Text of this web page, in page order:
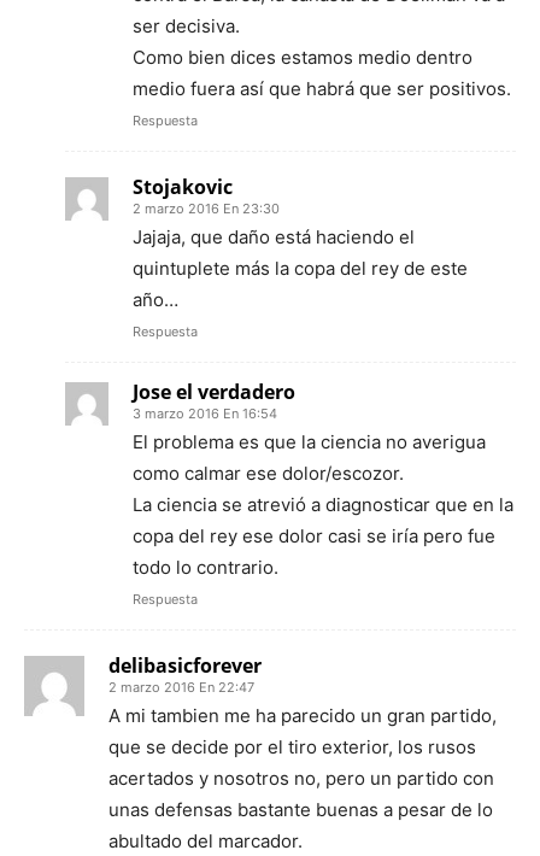
ser decisiva.
Como bien dices estamos medio dentro
medio fuera así que habrá que ser positivos.
Respuesta
Stojakovic
2 marzo 2016 En 23:30
Jajaja, que daño está haciendo el
quintuplete más la copa del rey de este
año…
Respuesta
Jose el verdadero
3 marzo 2016 En 16:54
El problema es que la ciencia no averigua
como calmar ese dolor/escozor.
La ciencia se atrevió a diagnosticar que en la
copa del rey ese dolor casi se iría pero fue
todo lo contrario.
Respuesta
delibasicforever
2 marzo 2016 En 22:47
A mi tambien me ha parecido un gran partido,
que se decide por el tiro exterior, los rusos
acertados y nosotros no, pero un partido con
unas defensas bastante buenas a pesar de lo
abultado del marcador.